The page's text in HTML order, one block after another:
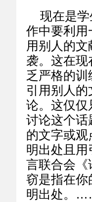
现在是
作中要利用
用别人的
袭。这在
乏严格的
引用别人
论。这仅仅
讨论这个话
的文字或观
明出处且
言联合会《
窃是指在你
明出处。